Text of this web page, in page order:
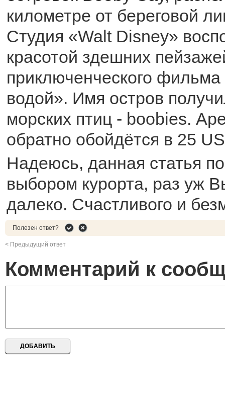
километре от береговой
Студия «Walt Disney»
красотой здешних
приключенческого
водой». Имя остров
морских птиц - boobies.
обратно обойдётся в 25
Надеюсь, данная статья
выбором курорта, раз уж
далеко. Счастливого и
Полезен ответ?
< Предыдущий ответ
Комментарий к